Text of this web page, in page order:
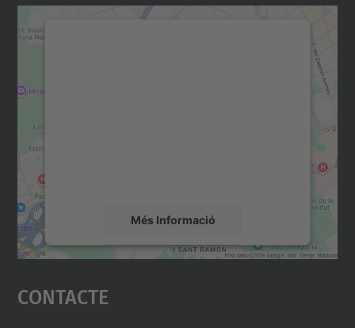
Més Informació
Accepta
powered by
Contacte